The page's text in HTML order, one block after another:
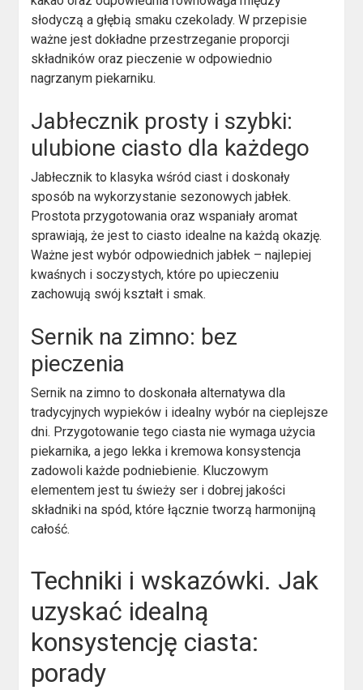
słodyczą a głębią smaku czekolady. W przepisie
ważne jest dokładne przestrzeganie proporcji
składników oraz pieczenie w odpowiednio
nagrzanym piekarniku.
Jabłecznik prosty i szybki:
ulubione ciasto dla każdego
Jabłecznik to klasyka wśród ciast i doskonały
sposób na wykorzystanie sezonowych jabłek.
Prostota przygotowania oraz wspaniały aromat
sprawiają, że jest to ciasto idealne na każdą okazję.
Ważne jest wybór odpowiednich jabłek – najlepiej
kwaśnych i soczystych, które po upieczeniu
zachowują swój kształt i smak.
Sernik na zimno: bez
pieczenia
Sernik na zimno to doskonała alternatywa dla
tradycyjnych wypieków i idealny wybór na cieplejsze
dni. Przygotowanie tego ciasta nie wymaga użycia
piekarnika, a jego lekka i kremowa konsystencja
zadowoli każde podniebienie. Kluczowym
elementem jest tu świeży ser i dobrej jakości
składniki na spód, które łącznie tworzą harmonijną
całość.
Techniki i wskazówki. Jak
uzyskać idealną
konsystencję ciasta:
porady